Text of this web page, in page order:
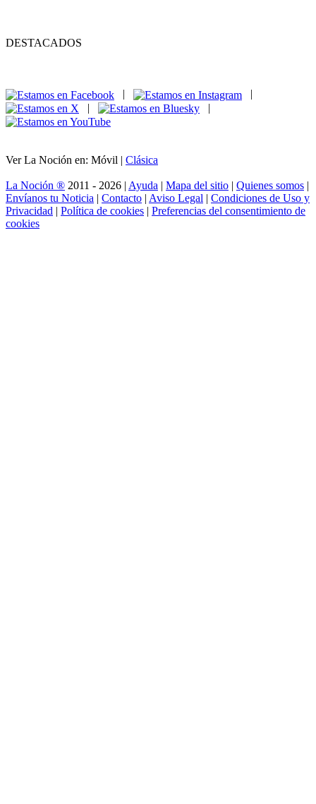
DESTACADOS
|
|
Ver La Noción en: Móvil | Clásica
La Noción ® 2011 - 2026 | Ayuda | Mapa del sitio | Quienes somos |
Envíanos tu Noticia | Contacto | Aviso Legal | Condiciones de Uso y
Privacidad | Política de cookies | Preferencias del consentimiento de
cookies